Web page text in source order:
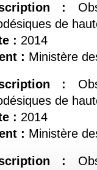
:
de
: 2014
: Ministère
:
de
: 2014
: Ministère
: